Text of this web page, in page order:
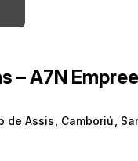
– A7N
de Assis Camboriú